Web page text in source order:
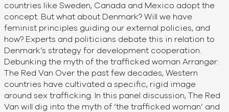
countries like Sweden, Canada and Mexico adopt the
concept. But what about Denmark? Will we have
feminist principles guiding our external policies, and
how? Experts and politicians debate this in relation to
Denmark’s strategy for development cooperation.
Debunking the myth of the trafficked woman Arrangør:
The Red Van Over the past few decades, Western
countries have cultivated a specific, rigid image
around sex trafficking. In this panel discussion, The Red
Van will dig into the myth of ‘the trafficked woman’ and